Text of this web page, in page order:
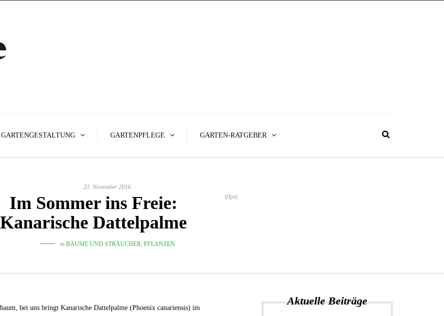
GARTENGESTALTUNG GARTENPFLEGE GARTEN-RATGEBER
21. November 2016
Im Sommer ins Freie:
Kanarische Dattelpalme
(dpa)
in BÄUME UND STRÄUCHER, PFLANZEN
bei uns bringt Kanarische Dattelpalme (Phoenix canariensis) im
Aktuelle Beiträge